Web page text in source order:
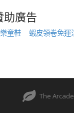
助廣告
童鞋 蝦皮領卷免運
The